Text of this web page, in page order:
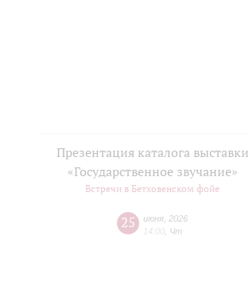
Презентация каталога выставки
«Государственное звучание»
Встречи в Бетховенском фойе
25 июня 2026
14:00 Чт